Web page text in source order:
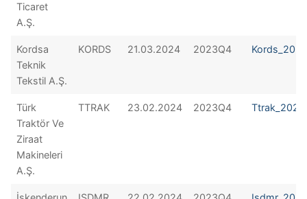
Ticaret
A.Ş.
Kordsa
Teknik
Tekstil A.Ş.
KORDS 21.03.2024 2023Q4
Türk
Traktör Ve
Ziraat
Makineleri
A.Ş.
TTRAK 23.02.2024 2023Q4